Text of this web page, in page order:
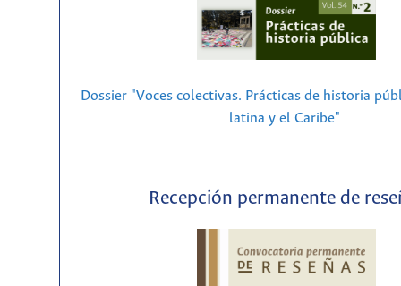
Dossier "Voces colectivas. Prácticas de historia
latina y el Caribe"
Recepción permanente de